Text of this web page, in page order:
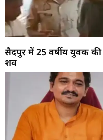
सैदपुर में 25 वर्षीय युवक
शव